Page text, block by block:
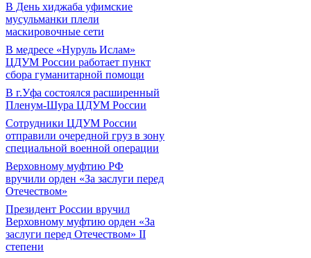
В День хиджаба уфимские
мусульманки плели
маскировочные сети
В медресе «Нуруль Ислам»
ЦДУМ России работает пункт
сбора гуманитарной помощи
В г.Уфа состоялся расширенный
Пленум-Шура ЦДУМ России
Сотрудники ЦДУМ России
отправили очередной груз в зону
специальной военной операции
Верховному муфтию РФ
вручили орден «За заслуги перед
Отечеством»
Президент России вручил
Верховному муфтию орден «За
заслуги перед Отечеством» II
степени